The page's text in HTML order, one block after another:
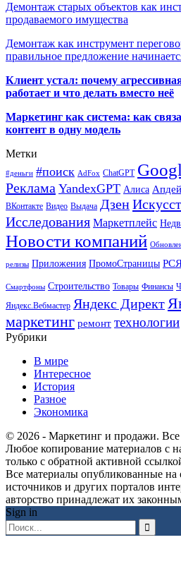
Демонтаж старых объектов как
продаваемого имущества
Демонтаж как инструмент
правильное предложение
Клиент устал: почему
работает и что делать вместо неё
Маркетинг как система: как
контент в одну модель
Метки
#деньги #поиск AdFox ChatGPT
Реклама YandexGPT Алиса
ВКонтакте Видео Выдача Дзен
Исследования Маркетплейс
Новости компаний
релизы Приложения ПромоСтраницы
Смартфоны Строительство Товары Финансы
Яндекс.Вебмастер Яндекс Директ
маркетинг ремонт технологии
Рубрики
В мире
Интересное
История
Разное
Экономика
© 2026 - Маркетинг и продажи.
Любое копирование материалов с
только с обратной активной
Все материалы опубликованные на
источников и других порталов
авторство принадлежат их
Sign in